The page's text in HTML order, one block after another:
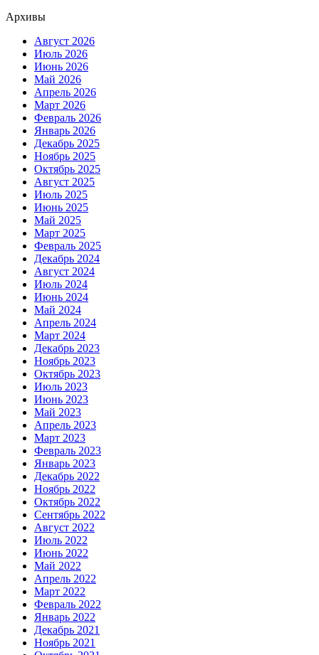
Архивы
Август 2026
Июль 2026
Июнь 2026
Май 2026
Апрель 2026
Март 2026
Февраль 2026
Январь 2026
Декабрь 2025
Ноябрь 2025
Октябрь 2025
Август 2025
Июль 2025
Июнь 2025
Май 2025
Март 2025
Февраль 2025
Декабрь 2024
Август 2024
Июль 2024
Июнь 2024
Май 2024
Апрель 2024
Март 2024
Декабрь 2023
Ноябрь 2023
Октябрь 2023
Июль 2023
Июнь 2023
Май 2023
Апрель 2023
Март 2023
Февраль 2023
Январь 2023
Декабрь 2022
Ноябрь 2022
Октябрь 2022
Сентябрь 2022
Август 2022
Июль 2022
Июнь 2022
Май 2022
Апрель 2022
Март 2022
Февраль 2022
Январь 2022
Декабрь 2021
Ноябрь 2021